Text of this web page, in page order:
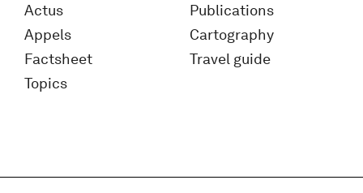
Actus
Appels
Factsheet
Topics
Publications
Cartography
Travel guide